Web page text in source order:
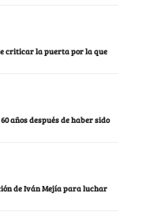
criticar la puerta por la que
años después de haber sido
de Iván Mejía para luchar